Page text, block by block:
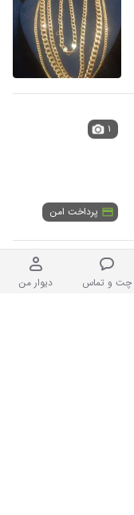
چت و تماس دیوار من
۱
پرداخت امن
۱۰